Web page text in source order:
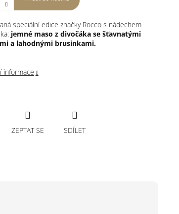
speciální edice značky Rocco s nádechem
jemné maso z divočáka se šťavnatými
a lahodnými brusinkami.
informace
ZEPTAT SE SDÍLET